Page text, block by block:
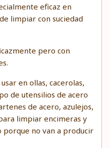
eficaz en
limpiar con suciedad
pero con
en ollas, cacerolas,
de utensilios de acero
de acero, azulejos,
limpiar encimeras y
no van a producir